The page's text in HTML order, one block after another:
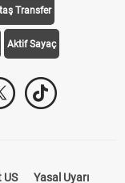
Transfer
Aktif Sayaç
US Yasal Uyarı